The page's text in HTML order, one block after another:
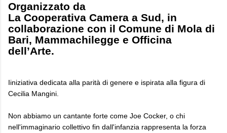
Organizzato da
La Cooperativa Camera a Sud, in
collaborazione con il Comune di Mola di
Bari, Mammachilegge e Officina
dell’Arte.
Iiniziativa dedicata alla parità di genere e ispirata alla figura di
Cecilia Mangini.
Non abbiamo un cantante forte come Joe Cocker, o chi
nell'immaginario collettivo fin dall'infanzia rappresenta la forza